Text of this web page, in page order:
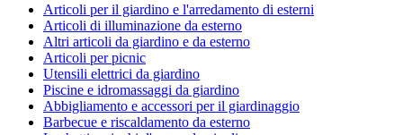
Articoli per il giardino e l'arredamento di esterni
Articoli di illuminazione da esterno
Altri articoli da giardino e da esterno
Articoli per picnic
Utensili elettrici da giardino
Piscine e idromassaggi da giardino
Abbigliamento e accessori per il giardinaggio
Barbecue e riscaldamento da esterno